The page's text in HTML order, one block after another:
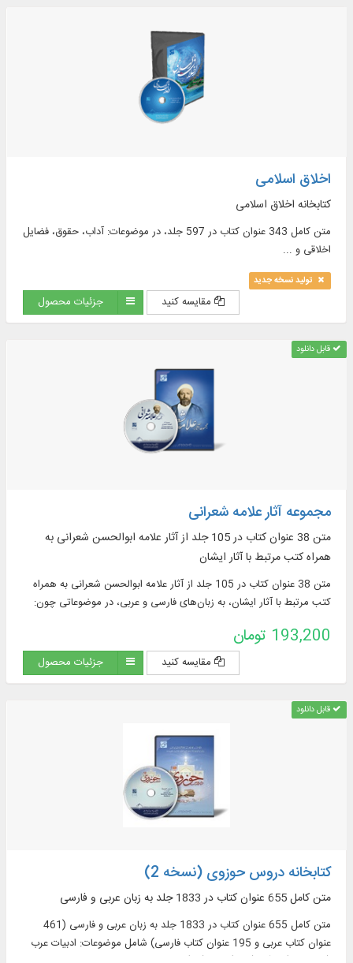
اخلاق اسلامی
كتابخانه اخلاق اسلامی
متن كامل 343 عنوان كتاب در 597 جلد، در موضوعات: آداب، حقوق، فضایل
اخلاقی و ...
تولید نسخه جدید
مقایسه کنید جزئیات محصول
قابل دانلود
مجموعه آثار علامه شعرانی
متن 38 عنوان کتاب در 105 جلد از آثار علامه ابوالحسن شعرانی به
همراه کتب مرتبط با آثار ایشان
متن 38 عنوان کتاب در 105 جلد از آثار علامه ابوالحسن شعرانی به همراه
کتب مرتبط با آثار ایشان، به زبان‌های فارسی و عربی، در موضوعاتی چون:
193,200 تومان
مقایسه کنید جزئیات محصول
قابل دانلود
کتابخانه دروس حوزوی (نسخه 2)
متن کامل 655 عنوان کتاب در 1833 جلد به زبان عربی و فارسی
متن کامل 655 عنوان کتاب در 1833 جلد به زبان عربی و فارسی (461
عنوان کتاب عربی و 195 عنوان کتاب فارسی) شامل موضوعات: ادبیات عرب